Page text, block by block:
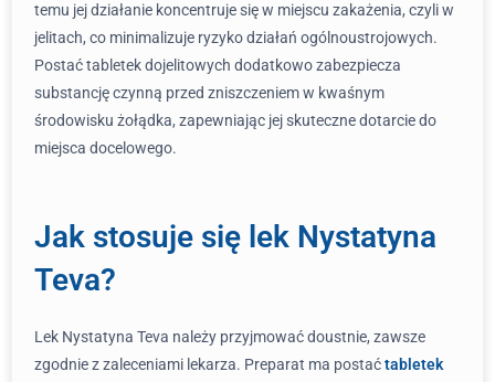
temu jej działanie koncentruje się w miejscu zakażenia, czyli w
jelitach, co minimalizuje ryzyko działań ogólnoustrojowych.
Postać tabletek dojelitowych dodatkowo zabezpiecza
substancję czynną przed zniszczeniem w kwaśnym
środowisku żołądka, zapewniając jej skuteczne dotarcie do
miejsca docelowego.
Jak stosuje się lek Nystatyna
Teva?
Lek Nystatyna Teva należy przyjmować doustnie, zawsze
zgodnie z zaleceniami lekarza. Preparat ma postaćtabletek